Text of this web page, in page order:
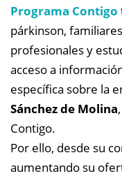
Programa Contigo
párkinson,
profesionales y
acceso a
específica sobre la
Sánchez de Molina
Contigo.
Por ello, desde su
aumentando su